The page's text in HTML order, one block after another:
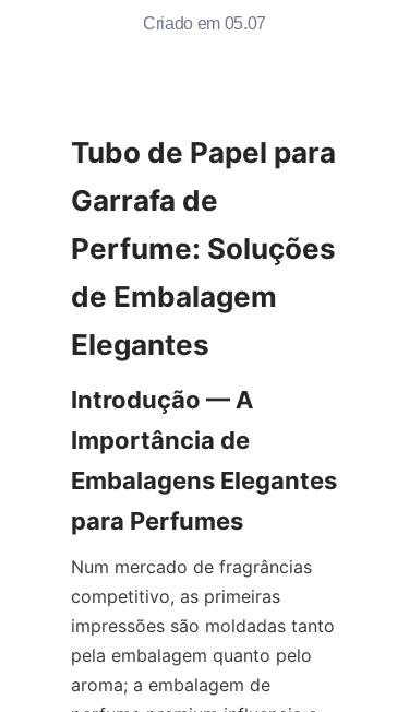
Criado em 05.07
Tubo de Papel para
Garrafa de
Perfume: Soluções
de Embalagem
Introdução — A
Importância de
Embalagens Elegantes
Num mercado de fragrâncias
competitivo, as primeiras
impressões são moldadas tanto
pela embalagem quanto pelo
aroma; a embalagem de